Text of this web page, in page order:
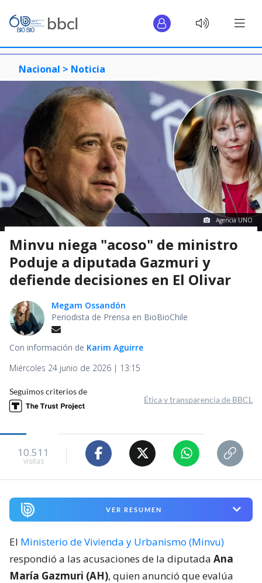
Nacional > Noticia
Agencia UNO
Minvu niega "acoso" de ministro
Poduje a diputada Gazmuri y
defiende decisiones en El Olivar
Megam Ossandón
Periodista de Prensa en BioBioChile
Con información de Karim Aguirre
Miércoles 24 junio de 2026 | 13:15
Seguimos criterios de
Ética y transparencia de BBCL
10.511
visitas
VER RESUMEN
El Ministerio de Vivienda y Urbanismo (Minvu)
respondió a las acusaciones de la diputada Ana
María Gazmuri (AH), quien anunció que evalúa